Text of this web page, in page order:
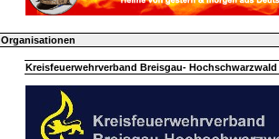
Organisationen
Kreisfeuerwehrverband Breisgau- Hochschwarzwald